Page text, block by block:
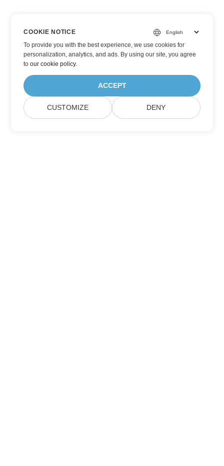
COOKIE NOTICE
To provide you with the best experience, we use cookies for
personalization, analytics, and ads. By using our site, you agree
toour cookie policy.
ACCEPT
CUSTOMIZE DENY